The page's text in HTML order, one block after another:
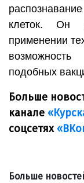
клеток. Он
применении
подобных
Больше
канале
соцсетях
Больше